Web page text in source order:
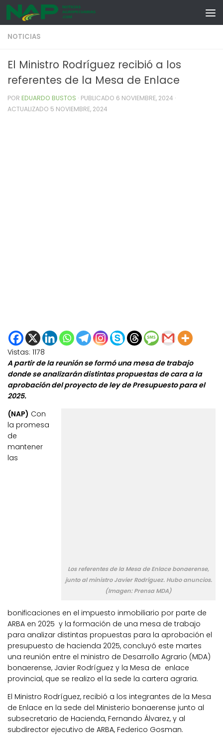
Skip to content
NOTICIAS
El Ministro Rodríguez recibió a los
referentes de la Mesa de Enlace
POR EDUARDO BUSTOS · PUBLICADO 6 NOVIEMBRE, 2024 ·
ACTUALIZADO 5 NOVIEMBRE, 2024
Vistas: 1178
A partir de la reunión se formó una mesa de trabajo
donde se analizarán distintas propuestas de cara a la
aprobación del proyecto de ley de Presupuesto para el
2025.
Los referentes de la Mesa de Enlace bonaerense,
junto al ministro Javier Rodríguez. Hubo anuncios.
(Imagen: Prensa MDA)
(NAP) Con
la promesa
de
mantener
las
bonificaciones en el impuesto inmobiliario por parte de
ARBA en 2025 y la formación de una mesa de trabajo
para analizar distintas propuestas para la aprobación el
presupuesto de hacienda 2025, concluyó este martes
una reunión entre el ministro de Desarrollo Agrario (MDA)
bonaerense, Javier Rodríguez y la Mesa de enlace
provincial, que se realizo el la sede la cartera agraria.
El Ministro Rodríguez, recibió a los integrantes de la Mesa
de Enlace en la sede del Ministerio bonaerense junto al
subsecretario de Hacienda, Fernando Álvarez, y al
subdirector ejecutivo de ARBA, Federico Gosman.